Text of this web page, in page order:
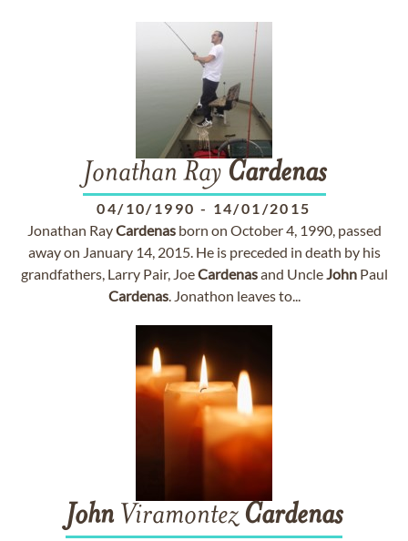
Jonathan Ray Cardenas
04/10/1990 - 14/01/2015
Jonathan RayCardenasborn on October 4, 1990, passed
away on January 14, 2015. He is preceded in death by his
grandfathers, Larry Pair, JoeCardenasand UncleJohnPaul
Cardenas. Jonathon leaves to...
John ViramontezCardenas